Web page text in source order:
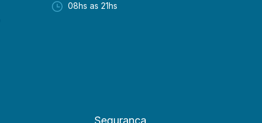
08hs as 21hs